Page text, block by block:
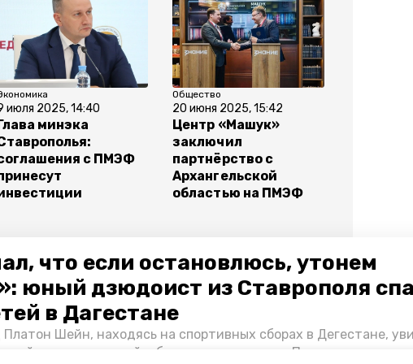
что если остановлюсь, утонем
юный дзюдоист из Ставрополя
в Дагестане
Платон Шейн, находясь на спортивных сборах в Дегестане,
море детей и бросился на помощь. По возвращении
июля 2025, 14:40
Глава минэка
с ПМЭФ
Общество
20 июня 2025, 15:42
Центр «Машук»
заключил
партнёрство с
Архангельской
областью на ПМЭФ
владимир владимиров